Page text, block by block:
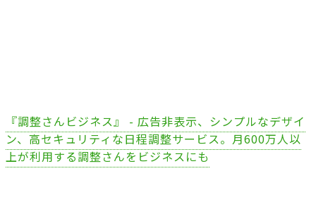
『調整さんビジネス』 - 広告非表示、シンプルなデザイ
ン、高セキュリティな日程調整サービス。月600万人以
上が利用する調整さんをビジネスにも